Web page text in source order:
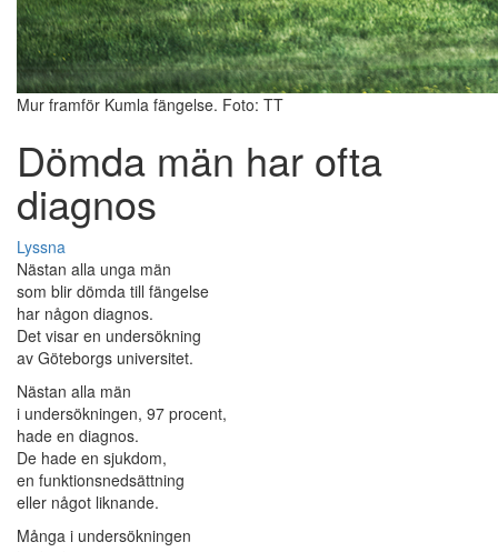
Mur framför Kumla fängelse. Foto: TT
Dömda män har ofta
diagnos
Lyssna
Nästan alla unga män
som blir dömda till fängelse
har någon diagnos.
Det visar en undersökning
av Göteborgs universitet.
Nästan alla män
i undersökningen, 97 procent,
hade en diagnos.
De hade en sjukdom,
en funktionsnedsättning
eller något liknande.
Många i undersökningen